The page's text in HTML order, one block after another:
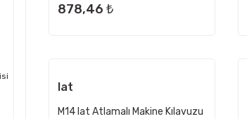
878,46 ₺
Iat
M14 Iat Atlamalı Makine Kılavuzu